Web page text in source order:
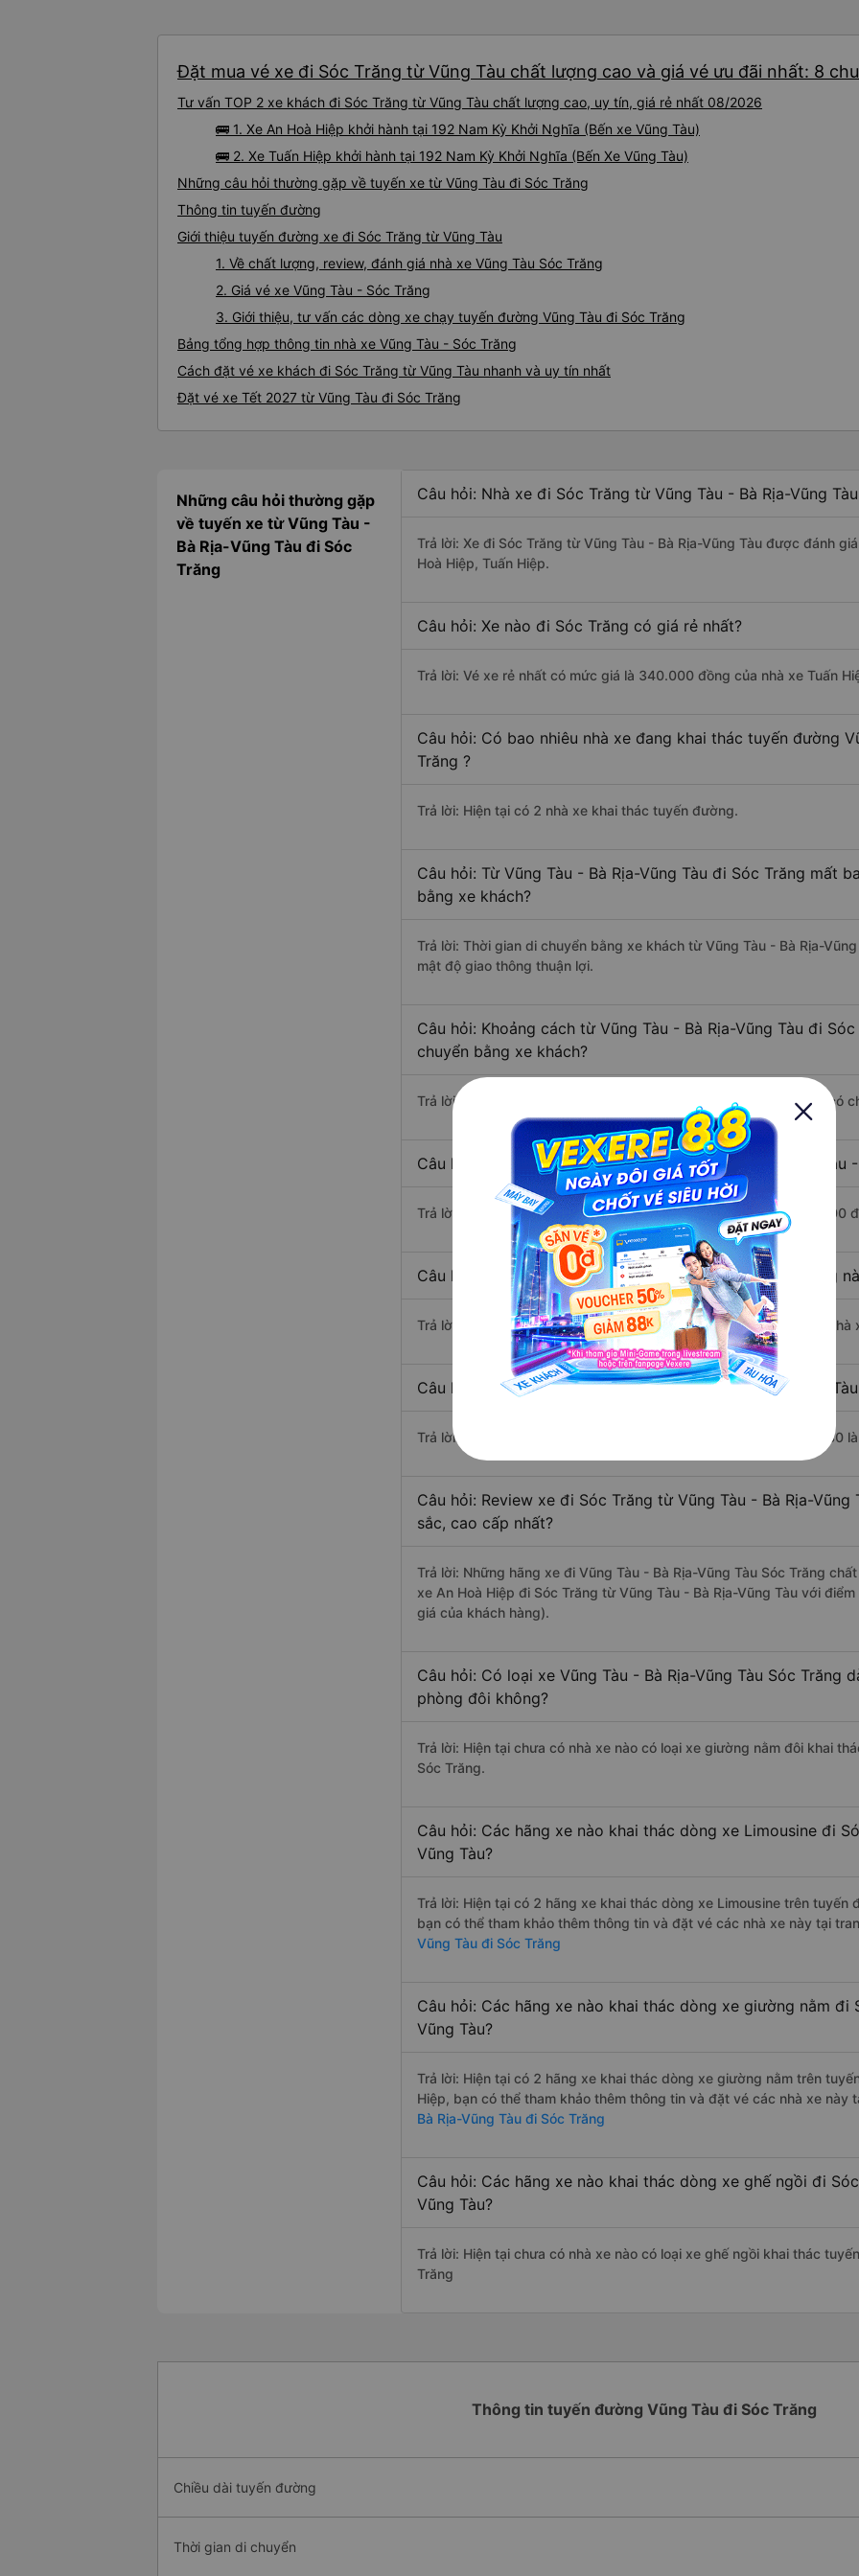
Đặt mua vé xe đi Sóc Trăng từ Vũng Tàu chất lượng cao và giá vé ưu đãi nhất: 8
Tư vấn TOP 2 xe khách đi Sóc Trăng từ Vũng Tàu chất lượng cao, uy tín, giá rẻ nhất 08/2026
🚌 1. Xe An Hoà Hiệp khởi hành tại 192 Nam Kỳ Khởi Nghĩa (Bến xe Vũng Tàu)
🚌 2. Xe Tuấn Hiệp khởi hành tại 192 Nam Kỳ Khởi Nghĩa (Bến Xe Vũng Tàu)
Những câu hỏi thường gặp về tuyến xe từ Vũng Tàu đi Sóc Trăng
Thông tin tuyến đường
Giới thiệu tuyến đường xe đi Sóc Trăng từ Vũng Tàu
1. Về chất lượng, review, đánh giá nhà xe Vũng Tàu Sóc Trăng
2. Giá vé xe Vũng Tàu - Sóc Trăng
3. Giới thiệu, tư vấn các dòng xe chạy tuyến đường Vũng Tàu đi Sóc Trăng
Bảng tổng hợp thông tin nhà xe Vũng Tàu - Sóc Trăng
Cách đặt vé xe khách đi Sóc Trăng từ Vũng Tàu nhanh và uy tín nhất
Đặt vé xe Tết 2027 từ Vũng Tàu đi Sóc Trăng
Những câu hỏi thường gặp
về tuyến xe từ Vũng Tàu -
Bà Rịa-Vũng Tàu đi Sóc
Trăng
Câu hỏi: Nhà xe đi Sóc Trăng từ Vũng Tàu - Bà Rịa-Vũng
Trả lời: Xe đi Sóc Trăng từ Vũng Tàu - Bà Rịa-Vũng Tàu được đánh
Hoà Hiệp, Tuấn Hiệp.
Câu hỏi: Xe nào đi Sóc Trăng có giá rẻ nhất?
Trả lời: Vé xe rẻ nhất có mức giá là 340.000 đồng của nhà xe Tuấn
Câu hỏi: Có bao nhiêu nhà xe đang khai thác tuyến đường
Trăng ?
Trả lời: Hiện tại có 2 nhà xe khai thác tuyến đường.
Câu hỏi: Từ Vũng Tàu - Bà Rịa-Vũng Tàu đi Sóc Trăng mất
bằng xe khách?
Trả lời: Thời gian di chuyển bằng xe khách từ Vũng Tàu - Bà Rịa-
mật độ giao thông thuận lợi.
Câu hỏi: Khoảng cách từ Vũng Tàu - Bà Rịa-Vũng Tàu đi
chuyển bằng xe khách?
Trả lời: Đoạn đường đi Sóc Trăng từ Vũng Tàu - Bà Rịa-Vũng Tàu có
Câu hỏi: Mỗi ngày có bao nhiêu chuyến xe khách Vũng Tàu
Trả lời: Trung bình mỗi ngày có khoảng 8 chuyến xe bắt đầu từ 5:00
Câu hỏi: Nhà xe đi Vũng Tàu - Bà Rịa-Vũng Tàu Sóc Trăng
Trả lời: Chuyến xe có giờ xuất phát sớm nhất vào lúc 5:00 là của nhà
Câu hỏi: Nhà xe đi Sóc Trăng từ Vũng Tàu - Bà Rịa-Vũng
Trả lời: Chuyến xe có giờ xuất phát trễ (muộn) nhất là vào lúc 17:30
Câu hỏi: Review xe đi Sóc Trăng từ Vũng Tàu - Bà Rịa-
sắc, cao cấp nhất?
Trả lời: Những hãng xe đi Vũng Tàu - Bà Rịa-Vũng Tàu Sóc Trăng
xe An Hoà Hiệp đi Sóc Trăng từ Vũng Tàu - Bà Rịa-Vũng Tàu với
giá của khách hàng).
Câu hỏi: Có loại xe Vũng Tàu - Bà Rịa-Vũng Tàu Sóc Trăng
phòng đôi không?
Trả lời: Hiện tại chưa có nhà xe nào có loại xe giường nằm đôi khai
Sóc Trăng.
Câu hỏi: Các hãng xe nào khai thác dòng xe Limousine đi
Vũng Tàu?
Trả lời: Hiện tại có 2 hãng xe khai thác dòng xe Limousine trên tuyến
bạn có thể tham khảo thêm thông tin và đặt vé các nhà xe này tại
Vũng Tàu đi Sóc Trăng
Câu hỏi: Các hãng xe nào khai thác dòng xe giường nằm đi
Vũng Tàu?
Trả lời: Hiện tại có 2 hãng xe khai thác dòng xe giường nằm trên
Hiệp, bạn có thể tham khảo thêm thông tin và đặt vé các nhà xe này
Bà Rịa-Vũng Tàu đi Sóc Trăng
Câu hỏi: Các hãng xe nào khai thác dòng xe ghế ngồi đi
Vũng Tàu?
Trả lời: Hiện tại chưa có nhà xe nào có loại xe ghế ngồi khai thác
Trăng
Thông tin tuyến đường Vũng Tàu đi Sóc Trăng
Chiều dài tuyến đường
Thời gian di chuyển